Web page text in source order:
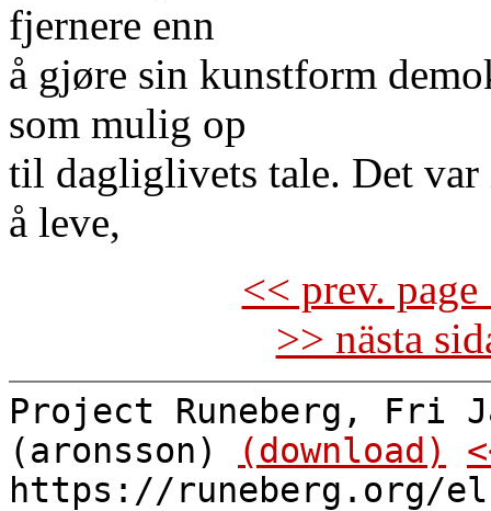
fjernere enn
å gjøre sin kunstform
som mulig op
til dagliglivets tale. Det
å leve,
<< prev.
>> nästa
Project Runeberg, Fri
(aronsson)
(download)
https://runeberg.org/